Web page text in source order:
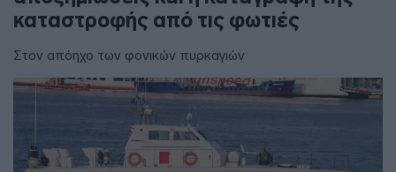
καταστροφής από τις φωτιές
Στον απόηχο των φονικών πυρκαγιών